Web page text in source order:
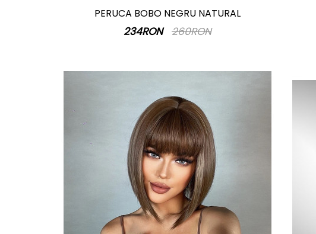
PERUCA BOBO NEGRU NATURAL
234RON 260RON